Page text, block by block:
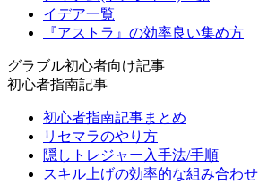
イデア一覧
『アストラ』の効率良い集め方
グラブル初心者向け記事
初心者指南記事
初心者指南記事まとめ
リセマラのやり方
隠しトレジャー入手法/手順
スキル上げの効率的な組み合わせ